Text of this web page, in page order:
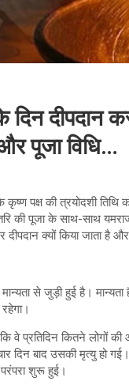
दीपदान
पूजा विधि…
कृष्ण पक्ष की त्रयोदशी
की पूजा के साथ-साथ
क्यों किया जाता है
से जुड़ी हुई है।
वे प्रतिदिन कितने लोगों
दिन बाद उसकी मृत्यु हो
शुरू हुई।